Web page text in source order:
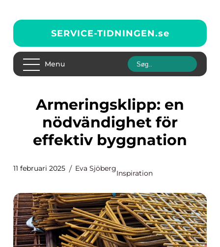
SERVICE-TIDNINGEN.se
Menu
Armeringsklipp: en
nödvändighet för
effektiv byggnation
11 februari 2025 Eva Sjöberg
Inspiration